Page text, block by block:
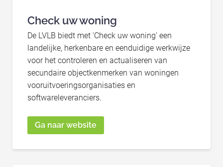
Check uw woning
De LVLB biedt met 'Check uw woning' een
landelijke, herkenbare en eenduidige werkwijze
voor het controleren en actualiseren van
secundaire objectkenmerken van woningen
vooruitvoeringsorganisaties en
softwareleveranciers.
Ga naar website